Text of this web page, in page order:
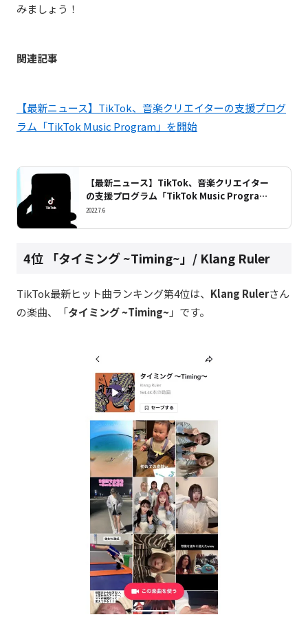
みましょう！
関連記事
【最新ニュース】TikTok、音楽クリエイターの支援プログ
ラム「TikTok Music Program」を開始
【最新ニュース】TikTok、音楽クリエイター
の支援プログラム「TikTok Music Progra
m」を開始
2022.7.6
4位 「タイミング~Timing~」 / Klang Ruler
TikTok最新ヒット曲ランキング第4位は、 Klang Rulerさん
の楽曲、
「タイミング~Timing~ 」です。